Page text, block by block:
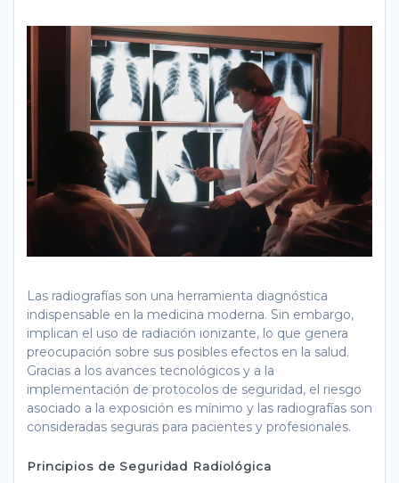
Las radiografías son una herramienta diagnóstica
indispensable en la medicina moderna. Sin embargo,
implican el uso de radiación ionizante, lo que genera
preocupación sobre sus posibles efectos en la salud.
Gracias a los avances tecnológicos y a la
implementación de protocolos de seguridad, el riesgo
asociado a la exposición es mínimo y las radiografías son
consideradas seguras para pacientes y profesionales.
Principios de Seguridad Radiológica